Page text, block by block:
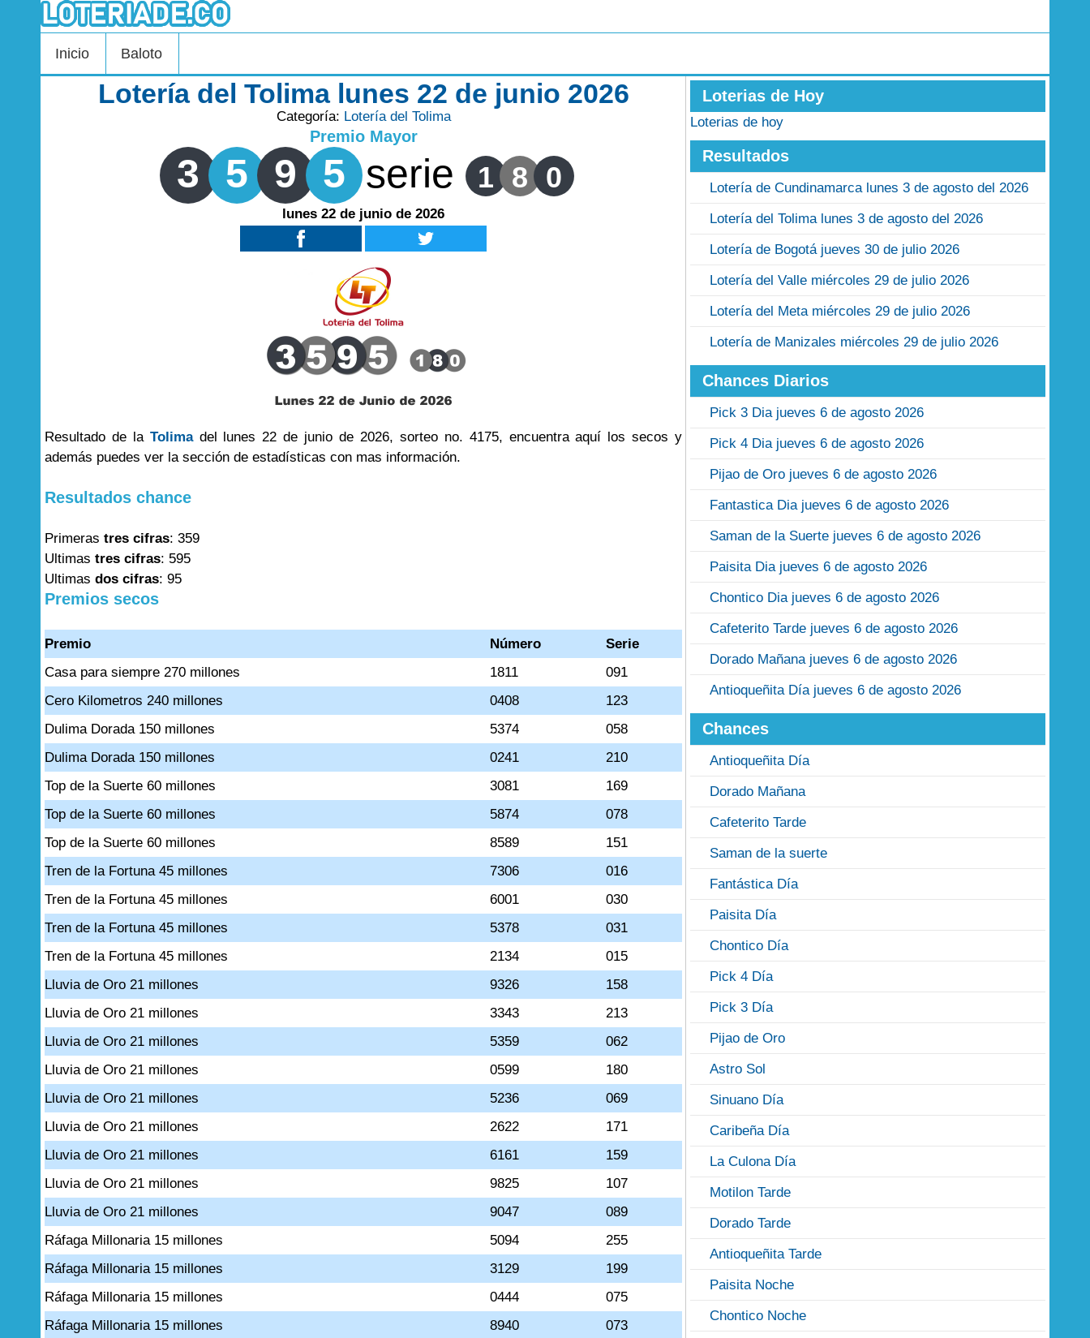
Inicio Baloto
Lotería del Tolima lunes 22 de junio 2026
Categoría: Lotería del Tolima
Premio Mayor
3 5 9 5 serie 1 8 0
lunes 22 de junio de 2026
Resultado de la Tolimadel lunes 22 de junio de 2026, sorteo no. 4175, encuentra aquí los secos y
además puedes ver la sección de estadísticas con mas información.
Resultados chance
Primeras tres cifras: 359
Ultimas tres cifras: 595
Ultimas dos cifras: 95
Premios secos
Premio Número
Serie
Casa para siempre 270 millones
1811
091
Cero Kilometros 240 millones
0408
123
Dulima Dorada 150 millones
5374
058
Dulima Dorada 150 millones
0241
210
Top de la Suerte 60 millones
3081
169
Top de la Suerte 60 millones
5874
078
Top de la Suerte 60 millones
8589
151
Tren de la Fortuna 45 millones
7306
016
Tren de la Fortuna 45 millones
6001
030
Tren de la Fortuna 45 millones
5378
031
Tren de la Fortuna 45 millones
2134
015
Lluvia de Oro 21 millones
9326
158
Lluvia de Oro 21 millones
3343
213
Lluvia de Oro 21 millones
5359
062
Lluvia de Oro 21 millones
0599
180
Lluvia de Oro 21 millones
5236
069
Lluvia de Oro 21 millones
2622
171
Lluvia de Oro 21 millones
6161
159
Lluvia de Oro 21 millones
9825
107
Lluvia de Oro 21 millones
9047
089
Ráfaga Millonaria 15 millones
5094
255
Ráfaga Millonaria 15 millones
3129
199
Ráfaga Millonaria 15 millones
0444
075
Ráfaga Millonaria 15 millones
8940
073
Loterias de Hoy
Loterias de hoy
Resultados
Lotería de Cundinamarca lunes 3 de agosto del 2026
Lotería del Tolima lunes 3 de agosto del 2026
Lotería de Bogotá jueves 30 de julio 2026
Lotería del Valle miércoles 29 de julio 2026
Lotería del Meta miércoles 29 de julio 2026
Lotería de Manizales miércoles 29 de julio 2026
Chances Diarios
Pick 3 Dia jueves 6 de agosto 2026
Pick 4 Dia jueves 6 de agosto 2026
Pijao de Oro jueves 6 de agosto 2026
Fantastica Dia jueves 6 de agosto 2026
Saman de la Suerte jueves 6 de agosto 2026
Paisita Dia jueves 6 de agosto 2026
Chontico Dia jueves 6 de agosto 2026
Cafeterito Tarde jueves 6 de agosto 2026
Dorado Mañana jueves 6 de agosto 2026
Antioqueñita Día jueves 6 de agosto 2026
Chances
Antioqueñita Día
Dorado Mañana
Cafeterito Tarde
Saman de la suerte
Fantástica Día
Paisita Día
Chontico Día
Pick 4 Día
Pick 3 Día
Pijao de Oro
Astro Sol
Sinuano Día
Caribeña Día
La Culona Día
Motilon Tarde
Dorado Tarde
Antioqueñita Tarde
Paisita Noche
Chontico Noche